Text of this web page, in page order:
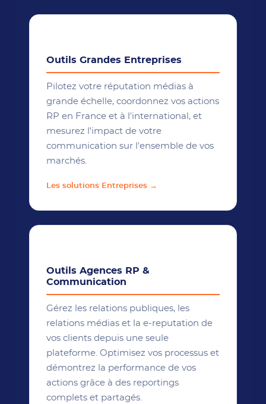
Outils Grandes Entreprises
Pilotez votre réputation médias à
grande échelle, coordonnez vos actions
RP en France et à l'international, et
mesurez l'impact de votre
communication sur l'ensemble de vos
marchés.
Les solutions Entreprises →
Outils Agences RP &
Communication
Gérez les relations publiques, les
relations médias et la e-reputation de
vos clients depuis une seule
plateforme. Optimisez vos processus et
démontrez la performance de vos
actions grâce à des reportings
complets et partagés.